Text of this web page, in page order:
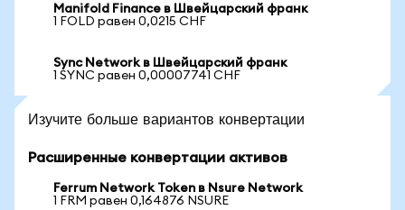
Manifold Finance в Швейцарский франк
1 FOLD равен 0,0215 CHF
Sync Network в Швейцарский франк
1 SYNC равен 0,00007741 CHF
Изучите больше вариантов конвертации
Расширенные конвертации активов
Ferrum Network Token в Nsure Network
1 FRM равен 0,164876 NSURE